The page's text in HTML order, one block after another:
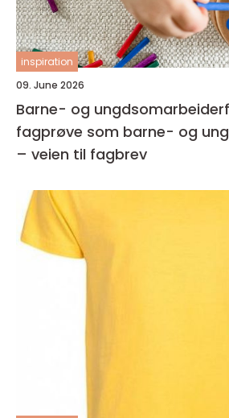
inspiration
09. June 2026
Barne- og
fagprøve som barne- og
– veien til fagbrev